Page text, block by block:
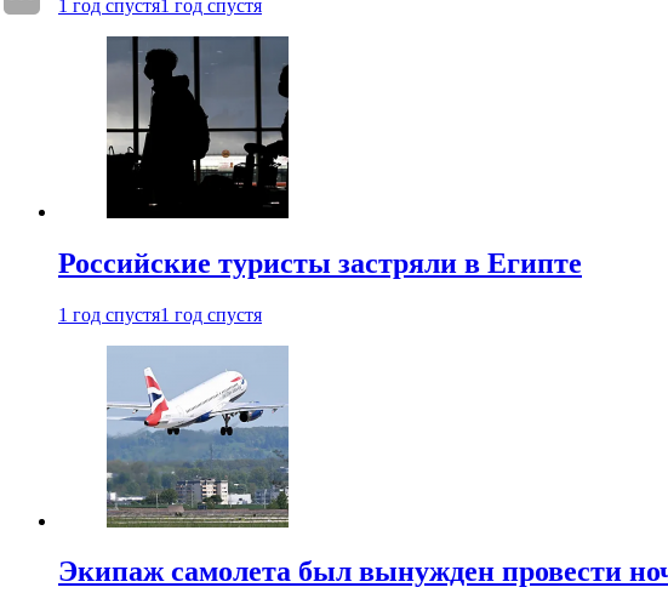
1 год спустя1 год спустя
Российские туристы застряли в Египте
1 год спустя1 год спустя
Экипаж самолета был вынужден провести